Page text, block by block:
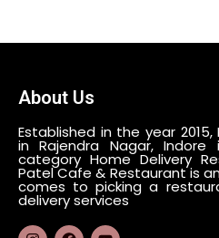
About Us
Established in the year
in Rajendra Nagar,
category Home Delivery
Patel Cafe & Restaurant is
comes to picking a
delivery services